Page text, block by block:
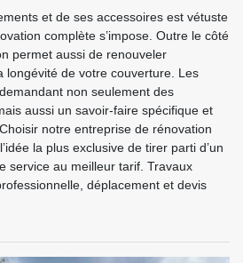
et de ses accessoires est vétuste
complète s’impose. Outre le côté
permet aussi de renouveler
longévité de votre couverture. Les
non seulement des
aussi un savoir-faire spécifique et
notre entreprise de rénovation
la plus exclusive de tirer parti d’un
service au meilleur tarif. Travaux
déplacement et devis